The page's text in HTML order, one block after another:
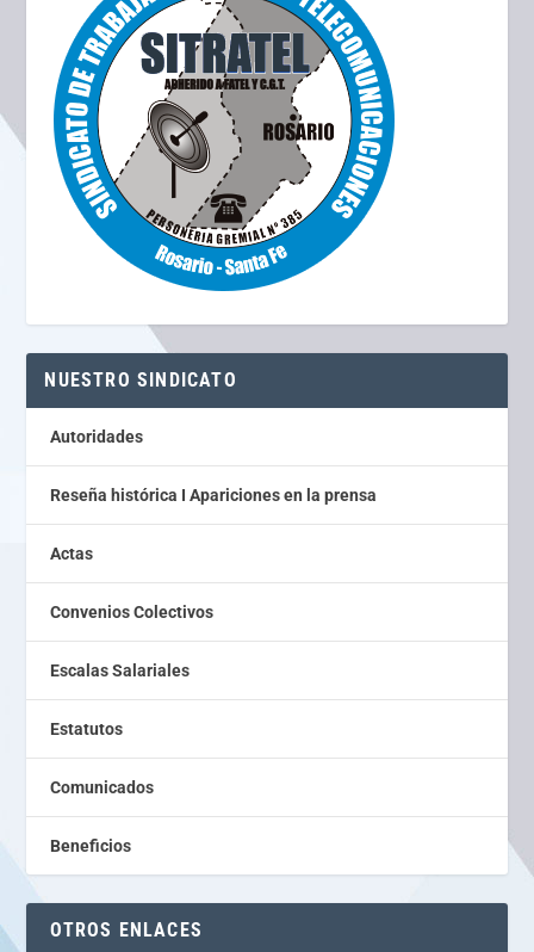
NUESTRO SINDICATO
Autoridades
Reseña histórica I Apariciones en la prensa
Actas
Convenios Colectivos
Escalas Salariales
Estatutos
Comunicados
Beneficios
OTROS ENLACES